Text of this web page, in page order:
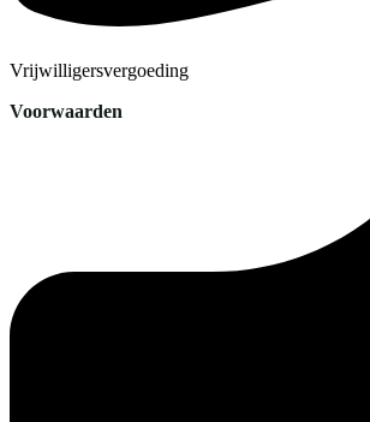
Vrijwilligersvergoeding
Voorwaarden